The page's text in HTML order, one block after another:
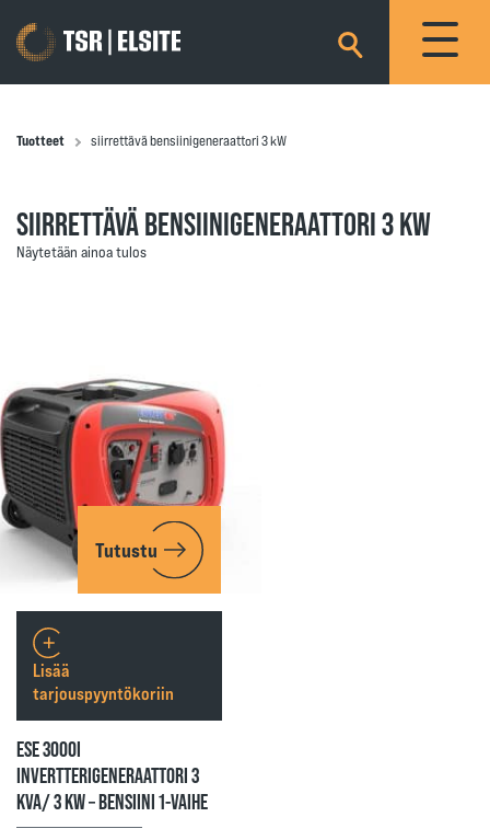
×
Tuotteet siirrettävä bensiinigeneraattori 3 kW
SIIRRETTÄVÄ BENSIINIGENERAATTORI 3 KW
Näytetään ainoa tulos
Tutustu
ESE 3000I
INVERTTERIGENERAATTORI 3
KVA/ 3 KW – BENSIINI 1-VAIHE
Lisää
tarjouspyyntökoriin